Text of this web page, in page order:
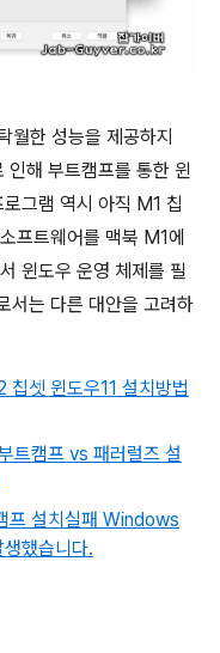
월한 성능을 제공하지
인해 부트캠프를 통한 윈
그램 역시 아직 M1 칩
프트웨어를 맥북 M1에
윈도우 운영 체제를 필
서는 다른 대안을 고려하
셋 윈도우11 설치방법
트캠프 vs 패러럴즈 설
프 설치실패 Windows
했습니다.